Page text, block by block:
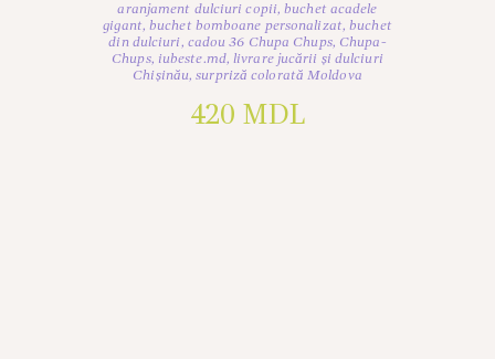
aranjament dulciuri copii,buchet acadele
gigant,buchet bomboane personalizat,buchet
din dulciuri, cadou 36 Chupa Chups, Chupa-
Chups, iubeste.md,livrare jucării și dulciuri
Chișinău,surpriză colorată Moldova
420 MDL